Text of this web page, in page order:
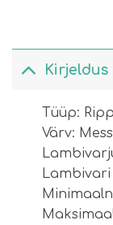
Kirjeldus
Тüüp:
Värv:
Lambivari